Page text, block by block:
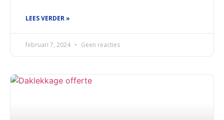
LEES VERDER »
februari 7, 2024 Geen reacties